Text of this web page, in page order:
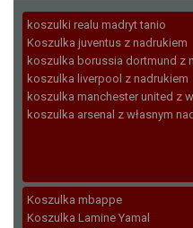
koszulki realu madryt tanio
Koszulka juventus z nadrukiem
koszulka borussia dortmund z
koszulka liverpool z nadrukiem
koszulka manchester united z
koszulka arsenal z własnym
Koszulka mbappe
Koszulka Lamine Yamal